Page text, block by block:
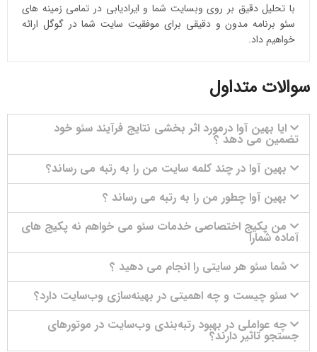
با تحلیل دقیق بر روی وبسایت شما و ایرادیابی در تمامی زمینه های
سئو برنامه مدون و دقیقی برای موفقیت سایت شما در گوگل ارائه
خواهیم داد.
سوالات متداول
ایا بهین آوا درمورد اثر بخشی نتایج فرآیند سئو خود
تضمین می دهد ؟
بهین آوا در چند کلمه سایت من را به رتبه می رساند؟
بهین آوا چطور من را به رتبه می رساند ؟
من پکیج اختصاصی خدمات سئو می خواهم نه پکیج های
آماده شمارا
شما سئو هر سایتی را انجام می دهید ؟
سئو چیست و چه اهمیتی در بهینه‌سازی وب‌سایت دارد؟
چه عواملی در بهبود رتبه‌بندی وب‌سایت در موتورهای
جستجو تاثیر دارند؟